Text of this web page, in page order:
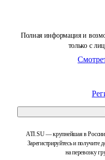
Полная информация и
только с
ATI.SU — крупнейшая в России
Зарегистрируйтесь и получите
на перевозку